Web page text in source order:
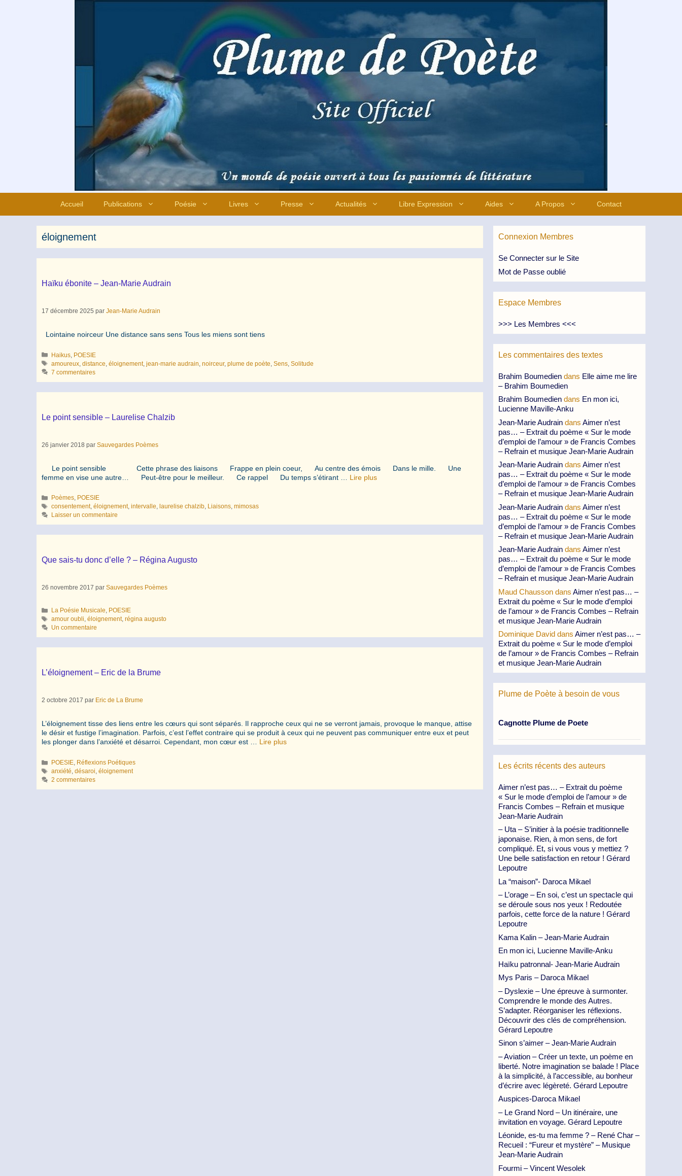
Accueil Publications Poésie Livres Presse Actualités Libre Expression Aides A Propos Contact
éloignement
Haïku ébonite – Jean-Marie Audrain
17 décembre 2025 par Jean-Marie Audrain
Lointaine noirceur Une distance sans sens Tous les miens sont tiens
Catégories
Haikus POESIE
Étiquettes
amoureux ,distance ,éloignement,jean-marie audrain ,noirceur,plume de poète ,Sens ,Solitude
7 commentaires
Le point sensible – Laurelise Chalzib
26 janvier 2018 par Sauvegardes Poèmes
Le point sensible Cette phrase des liaisons Frappe en plein coeur, Au centre des émois Dans le mille. Une
femme en vise une autre… Peut-être pour le meilleur. Ce rappel Du temps s’étirant … Lire plus
Catégories
Poèmes, POESIE
Étiquettes
consentement,éloignement,intervalle, laurelise chalzib, Liaisons,mimosas
Laisser un commentaire
Que sais-tu donc d’elle ? – Régina Augusto
26 novembre 2017 par Sauvegardes Poèmes
Catégories
La Poésie Musicale, POESIE
Étiquettes
amour oubli,éloignement,régina augusto
Un commentaire
L’éloignement – Eric de la Brume
2 octobre 2017 par Eric de La Brume
L’éloignement tisse des liens entre les cœurs qui sont séparés. Il rapproche ceux qui ne se verront jamais, provoque le manque, attise
le désir et fustige l’imagination. Parfois, c’est l’effet contraire qui se produit à ceux qui ne peuvent pas communiquer entre eux et peut
les plonger dans l’anxiété et désarroi. Cependant, mon cœur est … Lire plus
Catégories
POESIE, Réflexions Poétiques
Étiquettes
anxiété,désaroi,éloignement
2 commentaires
Connexion Membres
Se Connecter sur le Site
Mot de Passe oublié
Espace Membres
>>> Les Membres <<<
Les commentaires des textes
Brahim Boumedien dans Elle aime me lire
– Brahim Boumedien
Brahim Boumedien dans En mon ici,
Lucienne Maville-Anku
Jean-Marie Audrain dans Aimer n’est
pas… – Extrait du poème « Sur le mode
d’emploi de l’amour » de Francis Combes
– Refrain et musique Jean-Marie Audrain
Jean-Marie Audrain dans Aimer n’est
pas… – Extrait du poème « Sur le mode
d’emploi de l’amour » de Francis Combes
– Refrain et musique Jean-Marie Audrain
Jean-Marie Audrain dans Aimer n’est
pas… – Extrait du poème « Sur le mode
d’emploi de l’amour » de Francis Combes
– Refrain et musique Jean-Marie Audrain
Jean-Marie Audrain dans Aimer n’est
pas… – Extrait du poème « Sur le mode
d’emploi de l’amour » de Francis Combes
– Refrain et musique Jean-Marie Audrain
Maud Chausson dans Aimer n’est pas… –
Extrait du poème « Sur le mode d’emploi
de l’amour » de Francis Combes – Refrain
et musique Jean-Marie Audrain
Dominique David dans Aimer n’est pas… –
Extrait du poème « Sur le mode d’emploi
de l’amour » de Francis Combes – Refrain
et musique Jean-Marie Audrain
Plume de Poète à besoin de vous
Cagnotte Plume de Poete
Les écrits récents des auteurs
Aimer n’est pas… – Extrait du poème
« Sur le mode d’emploi de l’amour » de
Francis Combes – Refrain et musique
Jean-Marie Audrain
– Uta – S’initier à la poésie traditionnelle
japonaise. Rien, à mon sens, de fort
compliqué. Et, si vous vous y mettiez ?
Une belle satisfaction en retour ! Gérard
Lepoutre
La “maison”- Daroca Mikael
– L’orage – En soi, c’est un spectacle qui
se déroule sous nos yeux ! Redoutée
parfois, cette force de la nature ! Gérard
Lepoutre
Kama Kalin – Jean-Marie Audrain
En mon ici, Lucienne Maville-Anku
Haïku patronnal- Jean-Marie Audrain
Mys Paris – Daroca Mikael
– Dyslexie – Une épreuve à surmonter.
Comprendre le monde des Autres.
S’adapter. Réorganiser les réflexions.
Découvrir des clés de compréhension.
Gérard Lepoutre
Sinon s’aimer – Jean-Marie Audrain
– Aviation – Créer un texte, un poème en
liberté. Notre imagination se balade ! Place
à la simplicité, à l’accessible, au bonheur
d’écrire avec légèreté. Gérard Lepoutre
Auspices-Daroca Mikael
– Le Grand Nord – Un itinéraire, une
invitation en voyage. Gérard Lepoutre
Léonide, es-tu ma femme ? – René Char –
Recueil : “Fureur et mystère” – Musique
Jean-Marie Audrain
Fourmi – Vincent Wesolek